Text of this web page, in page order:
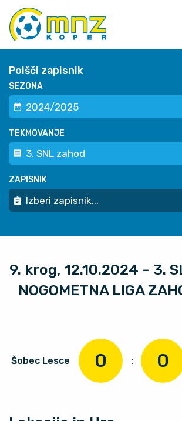
Poišči zapisnik
SEZONA
TEKMOVANJE
ZAPISNIK
9. krog, 12.10.2024 - 3.
NOGOMETNA LIGA
Šobec Lesce 0 : 0